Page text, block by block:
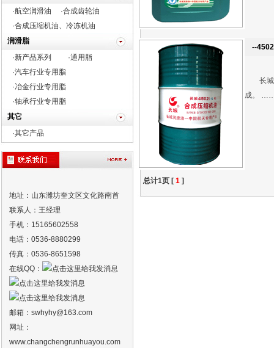
·航空润滑油
·合成齿轮油
·合成压缩机油、冷冻机油
润滑脂
·新产品系列
·通用脂
·汽车行业专用脂
·冶金行业专用脂
·轴承行业专用脂
其它
·其它产品
地址：山东潍坊奎文区文化路南首
联系人：王经理
手机：15165602558
电话：0536-8880299
传真：0536-8651598
在线QQ：
邮箱： swhyhy@163.com
网址：
www.changchengrunhuayou.com
--4502
长城牌
成。
总计1页 [ 1 ]